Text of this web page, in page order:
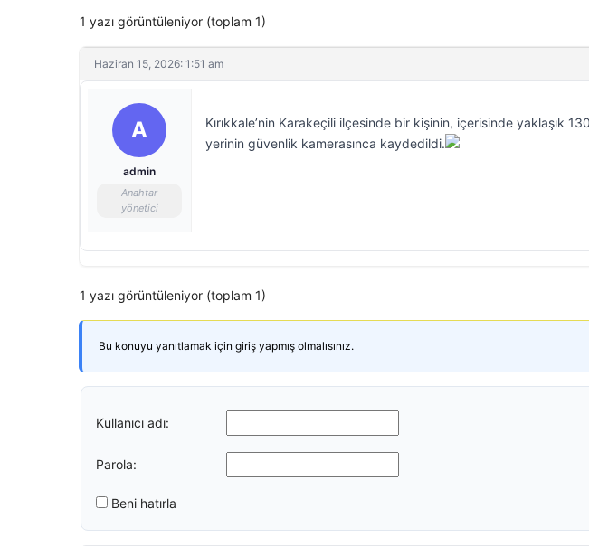
1 yazı görüntüleniyor (toplam 1)
Haziran 15, 2026: 1:51 am
A
admin
Anahtar
yönetici
Kırıkkale’nin Karakeçili ilçesinde bir kişinin, içerisinde yaklaşık
yerinin güvenlik kamerasınca kaydedildi.
1 yazı görüntüleniyor (toplam 1)
Bu konuyu yanıtlamak için giriş yapmış olmalısınız.
Kullanıcı adı:
Parola:
Beni hatırla